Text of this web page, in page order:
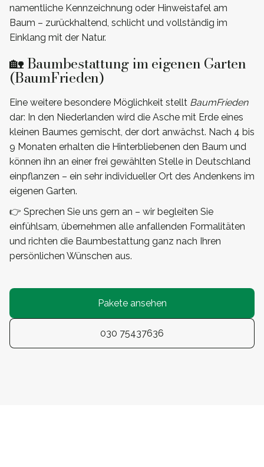
namentliche Kennzeichnung oder Hinweistafel am
Baum – zurückhaltend, schlicht und vollständig im
Einklang mit der Natur.
🏡 Baumbestattung im eigenen Garten
(BaumFrieden)
Eine weitere besondere Möglichkeit stellt BaumFrieden
dar: In den Niederlanden wird die Asche mit Erde eines
kleinen Baumes gemischt, der dort anwächst. Nach 4 bis
9 Monaten erhalten die Hinterbliebenen den Baum und
können ihn an einer frei gewählten Stelle in Deutschland
einpflanzen – ein sehr individueller Ort des Andenkens im
eigenen Garten.
👉 Sprechen Sie uns gern an – wir begleiten Sie
einfühlsam, übernehmen alle anfallenden Formalitäten
und richten die Baumbestattung ganz nach Ihren
persönlichen Wünschen aus.
Pakete ansehen
030 75437636